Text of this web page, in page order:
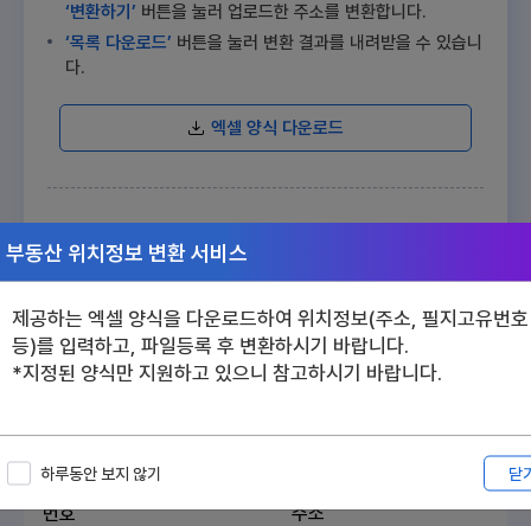
‘변환하기’ 버튼을 눌러 업로드한 주소를 변환합니다.
‘목록 다운로드’ 버튼을 눌러 변환 결과를 내려받을 수 있습니
다.
엑셀 양식 다운로드
목록 다운로드
번호 주소
부동산 위치정보 변환 서비스
제공하는 엑셀 양식을 다운로드하여 위치정보(주소, 필지고유번호
등)를 입력하고, 파일등록 후 변환하시기 바랍니다.
*지정된 양식만 지원하고 있으니 참고하시기 바랍니다.
하루동안 보지 않기 닫